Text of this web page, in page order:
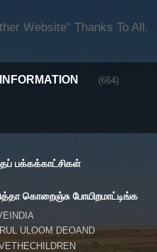
Website" Thanks To All.
INFORMATION (664)
பக்கக்காட்சிகள்
கொறைஞ்சு போயிறமாட்டிங்க
ULOOM DEOAND